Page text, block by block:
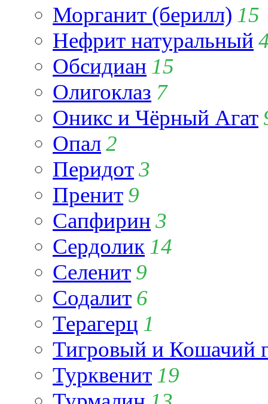
Морганит (берилл) 15
Нефрит натуральный
Обсидиан 15
Олигоклаз 7
Оникс и Чёрный Агат
Опал2
Перидот3
Пренит 9
Сапфирин 3
Сердолик 14
Селенит 9
Содалит 6
Терагерц 1
Тигровый и Кошачий
Турквенит 19